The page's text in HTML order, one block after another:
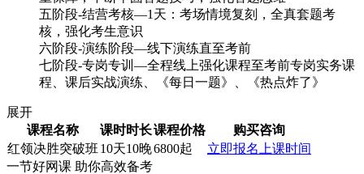
五阶段-结营考核—1天：考场情境复刻，全真套题考
核，强化考生意识
六阶段-演练阶段—线下演练直至考前
七阶段-专岗专训—全程线上强化课程至考前专岗实务课
程、课后实战演练、《每日一题》、《热点炸了》
展开
课程名称
课时时长课程价格
购买咨询
红领决胜突破班 10天10晚6800起 立即报名 上课时间
一节好网课 助你高效备考